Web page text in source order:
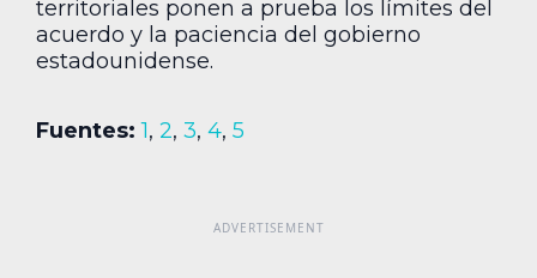
territoriales ponen a prueba los límites del
acuerdo y la paciencia del gobierno
estadounidense.
Fuentes: 1, 2, 3, 4, 5